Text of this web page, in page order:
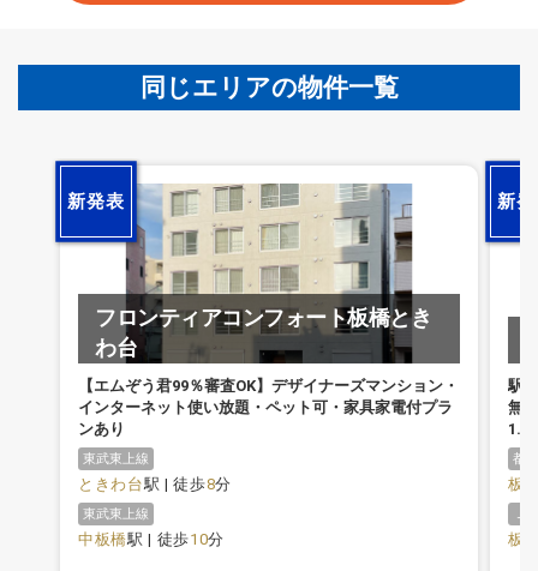
同じエリアの物件一覧
新発表
フロンティアコンフォート板橋とき
わ台
【エムぞう君99％審査OK】デザイナーズマンション・
インターネット使い放題・ペット可・家具家電付プラ
ンあり
東武東上線
ときわ台駅 | 徒歩8分
東武東上線
中板橋駅 | 徒歩10分
新
駅
無
都
板
Ｊ
板